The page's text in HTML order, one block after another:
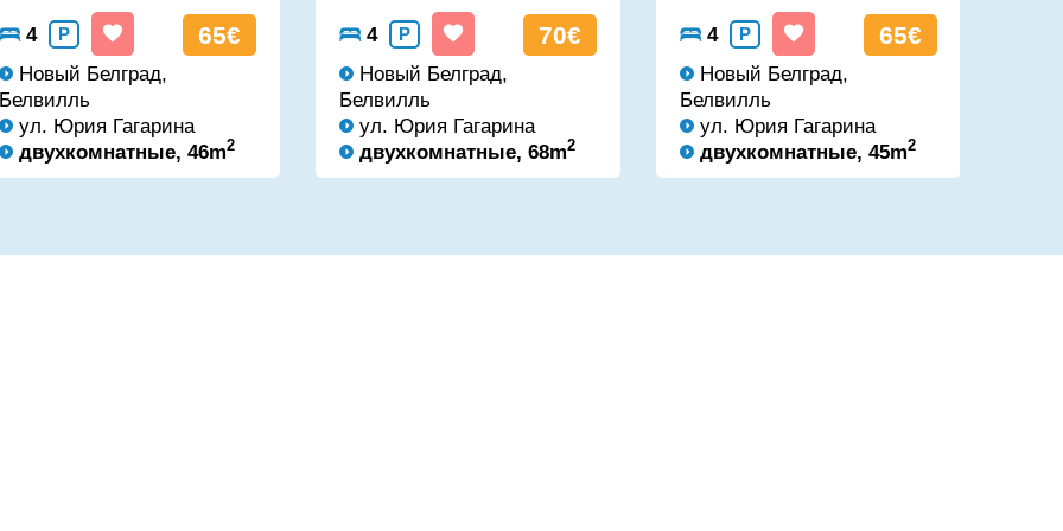
4 P 65€
Новый Белград,
Белвилль
ул. Юрия Гагарина
двухкомнатные, 46m2
4 P 70€
Новый Белград,
Белвилль
ул. Юрия Гагарина
двухкомнатные, 68m2
4 P 65€
Новый Белград,
Белвилль
ул. Юрия Гагарина
двухкомнатные, 45m2